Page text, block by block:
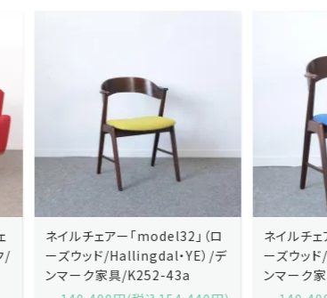
」（ロ
・YE）/デ
43a
ネイルチェアー「model32」（ロ
ーズウッド/Hallingdal・BL）/デ
ンマーク家具/K252-43b